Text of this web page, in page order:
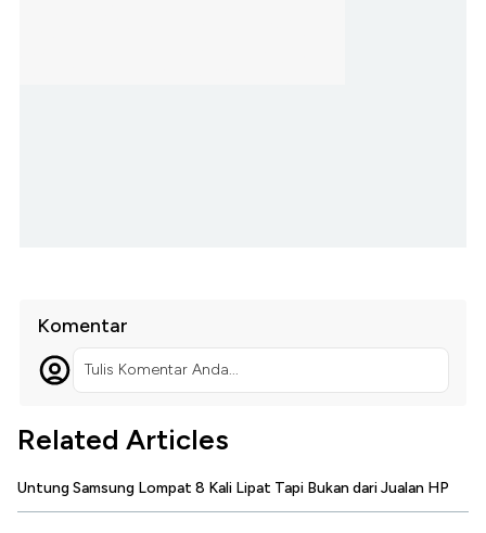
Komentar
Tulis Komentar Anda...
Related Articles
Untung Samsung Lompat 8 Kali Lipat Tapi Bukan dari Jualan HP